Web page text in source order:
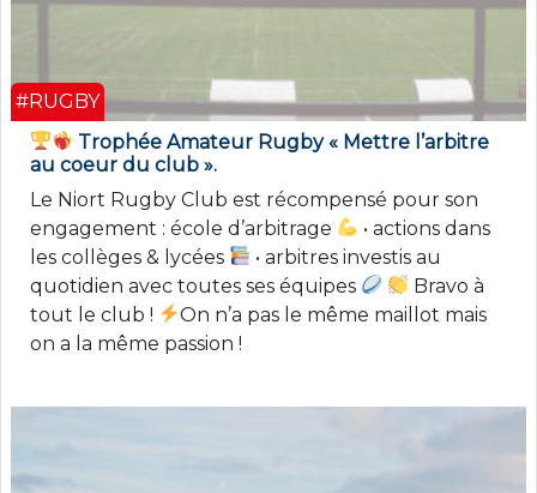
#RUGBY
Trophée Amateur Rugby « Mettre l’arbitre
au coeur du club ».
Le Niort Rugby Club est récompensé pour son
engagement : école d’arbitrage
• actions dans
les collèges & lycées
• arbitres investis au
quotidien avec toutes ses équipes
Bravo à
tout le club !
On n’a pas le même maillot mais
on a la même passion !